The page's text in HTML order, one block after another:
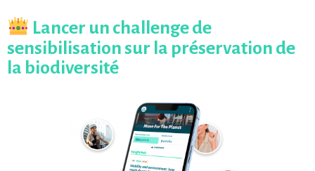
Lancer un challenge de
sensibilisation sur la préservation de
la biodiversité